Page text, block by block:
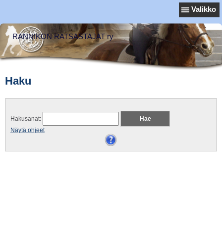
Valikko
RANNIKON RATSASTAJAT ry
Haku
Hakusanat:
Näytä ohjeet